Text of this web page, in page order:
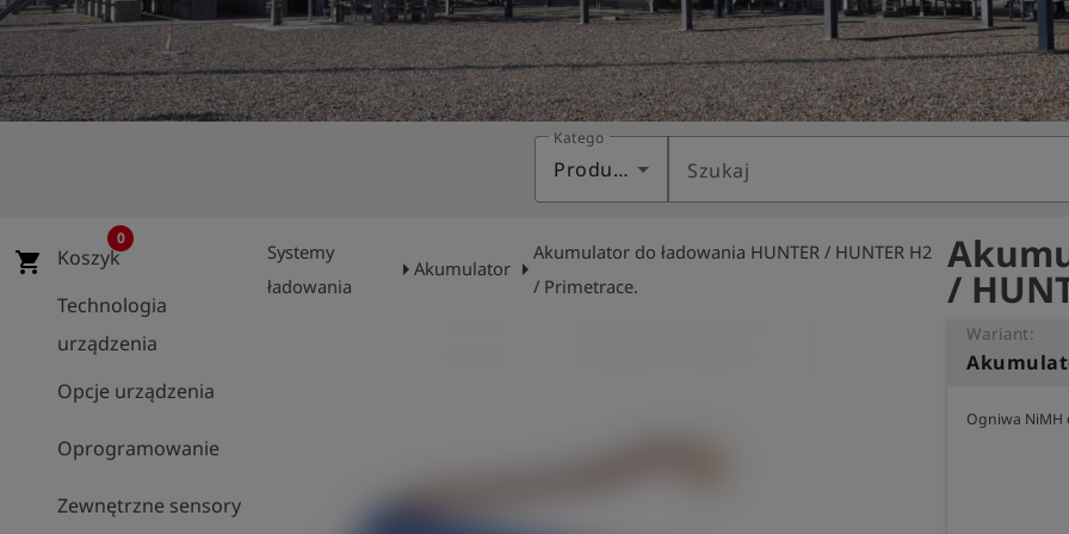
shieldRejestracja
Kategoria
Produkty Szukaj
shopping_cart Koszyk
0
Technologia
urządzenia
Opcje urządzenia
Oprogramowanie
Zewnętrzne sensory
Systemy
ładowania
arrow_rightAkumulatorarrow_right
Akumulator do ładowania HUNTER / HUNTER H2
/ Primetrace.
/
Wariant:
Ogniwa NiMH